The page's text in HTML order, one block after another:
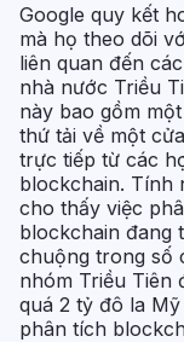
Google quy kết
mà họ theo dõi
liên quan đến
nhà nước Triều
này bao gồm
thứ tải về một
trực tiếp từ các
blockchain. Tính
cho thấy việc
blockchain đang
chuộng trong số
nhóm Triều Tiên
quá 2 tỷ đô la
phân tích